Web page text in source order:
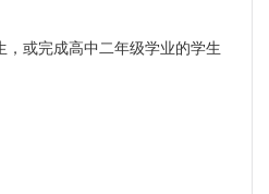
或完成高中二年级学业的学生